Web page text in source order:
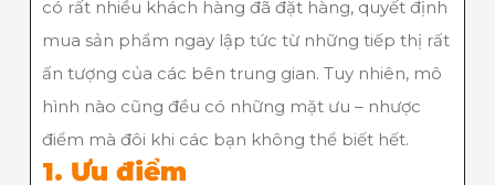
có rất nhiều khách hàng đã đặt hàng, quyết định
mua sản phẩm ngay lập tức từ những tiếp thị rất
ấn tượng của các bên trung gian. Tuy nhiên, mô
hình nào cũng đều có những mặt ưu – nhược
điểm mà đôi khi các bạn không thể biết hết.
1. Ưu điểm